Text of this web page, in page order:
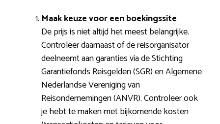
Maak keuze voor een boekingssite
De prijs is niet altijd het meest belangrijke.
Controleer daarnaast of de reisorganisator
deelneemt aan garanties via de Stichting
Garantiefonds Reisgelden (SGR) en Algemene
Nederlandse Vereniging van
Reisondernemingen (ANVR). Controleer ook
je hebt te maken met bijkomende kosten